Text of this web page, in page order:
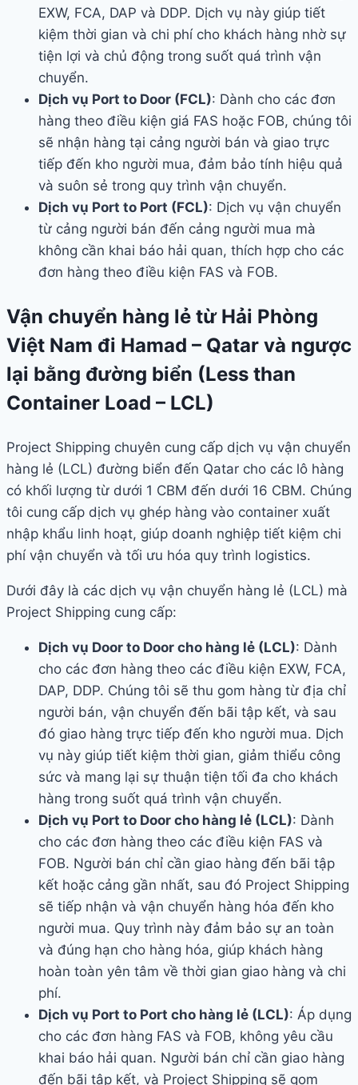
EXW, FCA, DAP và DDP. Dịch vụ này giúp tiết
kiệm thời gian và chi phí cho khách hàng nhờ sự
tiện lợi và chủ động trong suốt quá trình vận
chuyển.
Dịch vụ Port to Door (FCL): Dành cho các đơn
hàng theo điều kiện giá FAS hoặc FOB, chúng tôi
sẽ nhận hàng tại cảng người bán và giao trực
tiếp đến kho người mua, đảm bảo tính hiệu quả
và suôn sẻ trong quy trình vận chuyển.
Dịch vụ Port to Port (FCL): Dịch vụ vận chuyển
từ cảng người bán đến cảng người mua mà
không cần khai báo hải quan, thích hợp cho các
đơn hàng theo điều kiện FAS và FOB.
Vận chuyển hàng lẻ từ Hải Phòng
Việt Nam đi Hamad – Qatar và ngược
lại bằng đường biển (Less than
Container Load – LCL)
Project Shipping chuyên cung cấp dịch vụ vận chuyển
hàng lẻ (LCL) đường biển đến Qatar cho các lô hàng
có khối lượng từ dưới 1 CBM đến dưới 16 CBM. Chúng
tôi cung cấp dịch vụ ghép hàng vào container xuất
nhập khẩu linh hoạt, giúp doanh nghiệp tiết kiệm chi
phí vận chuyển và tối ưu hóa quy trình logistics.
Dưới đây là các dịch vụ vận chuyển hàng lẻ (LCL) mà
Project Shipping cung cấp:
Dịch vụ Door to Door cho hàng lẻ (LCL): Dành
cho các đơn hàng theo các điều kiện EXW, FCA,
DAP, DDP. Chúng tôi sẽ thu gom hàng từ địa chỉ
người bán, vận chuyển đến bãi tập kết, và sau
đó giao hàng trực tiếp đến kho người mua. Dịch
vụ này giúp tiết kiệm thời gian, giảm thiểu công
sức và mang lại sự thuận tiện tối đa cho khách
hàng trong suốt quá trình vận chuyển.
Dịch vụ Port to Door cho hàng lẻ (LCL): Dành
cho các đơn hàng theo các điều kiện FAS và
FOB. Người bán chỉ cần giao hàng đến bãi tập
kết hoặc cảng gần nhất, sau đó Project Shipping
sẽ tiếp nhận và vận chuyển hàng hóa đến kho
người mua. Quy trình này đảm bảo sự an toàn
và đúng hạn cho hàng hóa, giúp khách hàng
hoàn toàn yên tâm về thời gian giao hàng và chi
phí.
Dịch vụ Port to Port cho hàng lẻ (LCL): Áp dụng
cho các đơn hàng FAS và FOB, không yêu cầu
khai báo hải quan. Người bán chỉ cần giao hàng
đến bãi tập kết, và Project Shipping sẽ gom